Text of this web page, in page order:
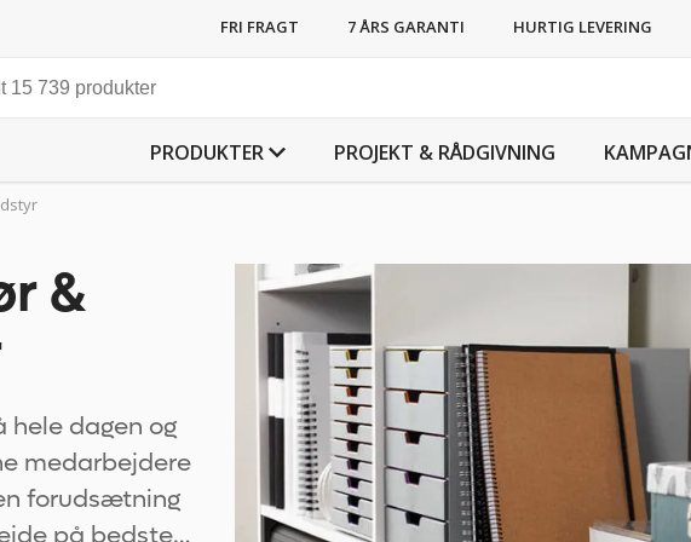
FRI FRAGT 7 ÅRS GARANTI HURTIG LEVERING
PRODUKTER PROJEKT & RÅDGIVNING
&
hele dagen og
medarbejdere
forudsætning